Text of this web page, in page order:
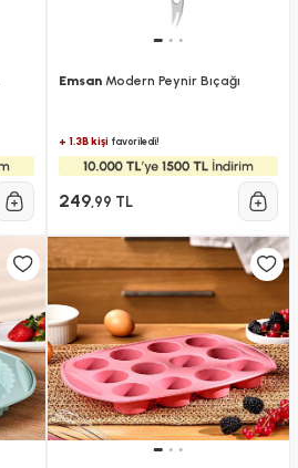
EmsanModern Peynir Bıçağı
+ 1.3B kişifavoriledi!
249,99 TL